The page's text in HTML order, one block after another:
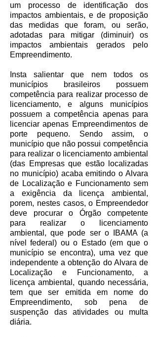
um processo de identificação dos
impactos ambientais, e de proposição
das medidas que foram, ou serão,
adotadas para mitigar (diminuir) os
impactos ambientais gerados pelo
Empreendimento.
Insta salientar que nem todos os
municípios brasileiros possuem
competência para realizar processo de
licenciamento, e alguns municípios
possuem a competência apenas para
licenciar apenas Empreendimentos de
porte pequeno. Sendo assim, o
município que não possui competência
para realizar o licenciamento ambiental
(das Empresas que estão localizadas
no município) acaba emitindo o Alvara
de Localização e Funcionamento sem
a exigência da licença ambiental,
porem, nestes casos, o Empreendedor
deve procurar o Órgão competente
para realizar o licenciamento
ambiental, que pode ser o IBAMA (a
nível federal) ou o Estado (em que o
município se encontra), uma vez que
independente a obtenção do Alvara de
Localização e Funcionamento, a
licença ambiental, quando necessária,
tem que ser emitida em nome do
Empreendimento, sob pena de
suspenção das atividades ou multa
diária.